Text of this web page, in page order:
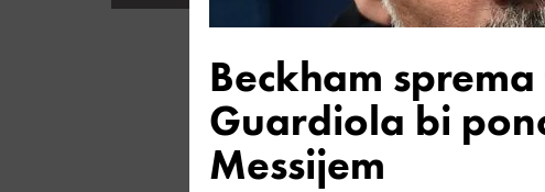
Beckham
Guardiola bi
Messijem